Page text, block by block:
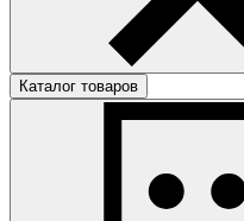
Каталог товаров